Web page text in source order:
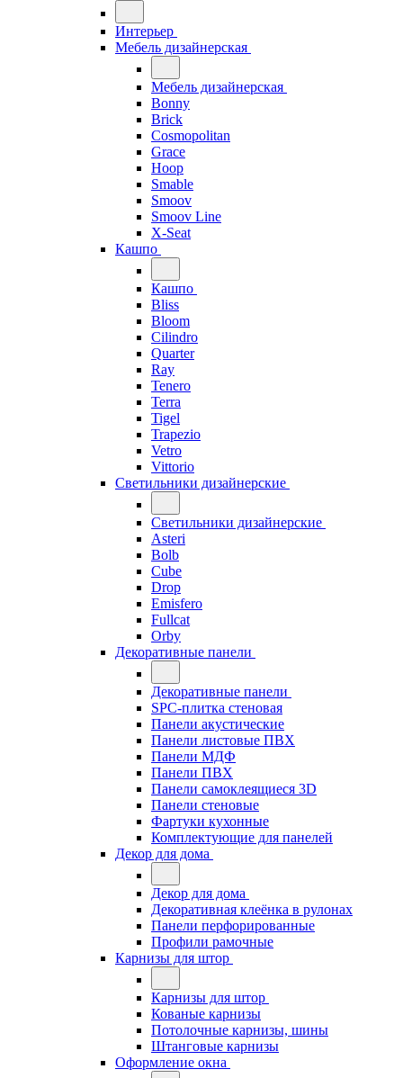
Интерьер
Мебель дизайнерская
Мебель дизайнерская
Bonny
Brick
Cosmopolitan
Grace
Hoop
Smable
Smoov
Smoov Line
X-Seat
Кашпо
Кашпо
Bliss
Bloom
Cilindro
Quarter
Ray
Tenero
Terra
Tigel
Trapezio
Vetro
Vittorio
Светильники дизайнерские
Светильники дизайнерские
Asteri
Bolb
Cube
Drop
Emisfero
Fullcat
Orby
Декоративные панели
Декоративные панели
SPC-плитка стеновая
Панели акустические
Панели листовые ПВХ
Панели МДФ
Панели ПВХ
Панели самоклеящиеся 3D
Панели стеновые
Фартуки кухонные
Комплектующие для панелей
Декор для дома
Декор для дома
Декоративная клеёнка в рулонах
Панели перфорированные
Профили рамочные
Карнизы для штор
Карнизы для штор
Кованые карнизы
Потолочные карнизы, шины
Штанговые карнизы
Оформление окна